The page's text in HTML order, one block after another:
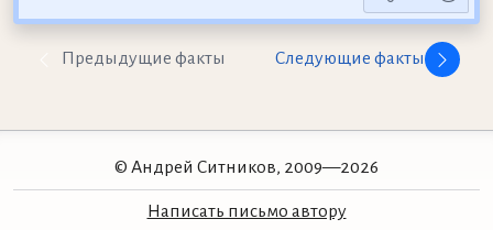
Предыдущие факты Следующие факты
© Андрей Ситников, 2009—2026
Написать письмо автору